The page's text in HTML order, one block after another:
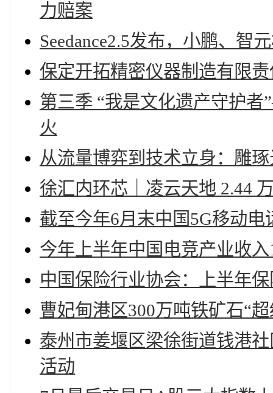
力赔案
Seedance2.5发布，小鹏、智
保定开拓精密仪器制造有限
第三季 “我是文化遗产守护
火
从流量博弈到技术立身：雕
徐汇内环芯｜凌云天地 2.44
截至今年6月末中国5G移动电
今年上半年中国电竞产业收入
中国保险行业协会：上半年
曹妃甸港区300万吨铁矿石“
泰州市姜堰区梁徐街道钱港
活动